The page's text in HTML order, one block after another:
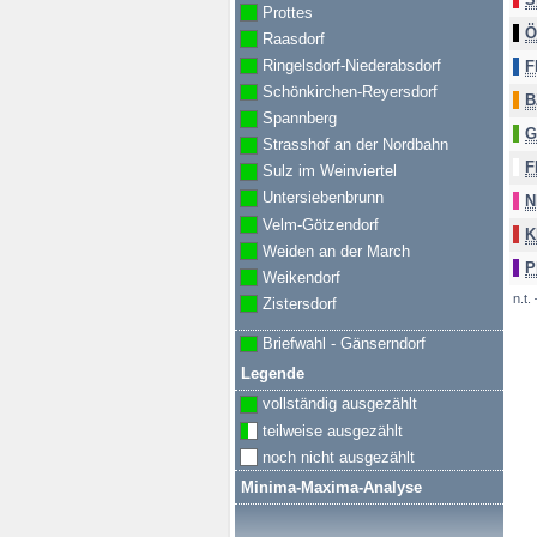
n.t.
Prottes
Raasdorf
Ringelsdorf-Niederabsdorf
Schönkirchen-Reyersdorf
Spannberg
Strasshof an der Nordbahn
Sulz im Weinviertel
Untersiebenbrunn
Velm-Götzendorf
Weiden an der March
Weikendorf
Zistersdorf
Briefwahl - Gänserndorf
Legende
vollständig ausgezählt
teilweise ausgezählt
noch nicht ausgezählt
Minima-Maxima-Analyse